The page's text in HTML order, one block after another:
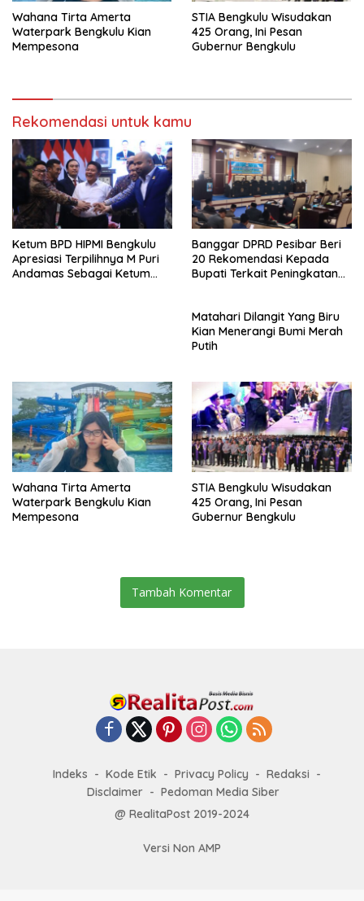
Wahana Tirta Amerta
Waterpark Bengkulu Kian
Mempesona
STIA Bengkulu Wisudakan
425 Orang, Ini Pesan
Gubernur Bengkulu
Rekomendasi untuk kamu
Ketum BPD HIPMI Bengkulu
Apresiasi Terpilihnya M Puri
Andamas Sebagai Ketum
Banggar DPRD Pesibar Beri
20 Rekomendasi Kepada
Bupati Terkait Peningkatan
Matahari Dilangit Yang Biru
Kian Menerangi Bumi Merah
Putih
Wahana Tirta Amerta
Waterpark Bengkulu Kian
Mempesona
STIA Bengkulu Wisudakan
425 Orang, Ini Pesan
Gubernur Bengkulu
Tambah Komentar
Indeks Kode Etik Privacy Policy
Redaksi
Disclaimer
Pedoman Media Siber
@ RealitaPost 2019-2024
Versi Non AMP